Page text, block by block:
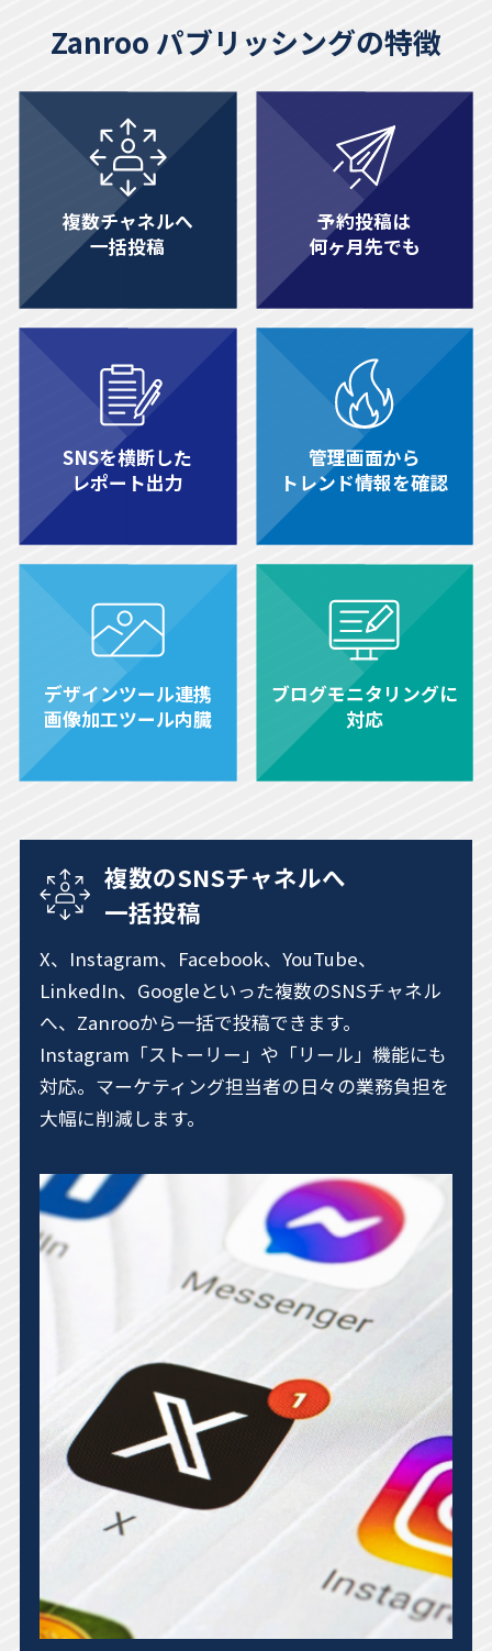
Zanroo パブリッシングの特徴
複数チャネルへ
一括投稿
予約投稿は
何ヶ月先でも
SNSを横断した
レポート出力
管理画面から
トレンド情報を確認
デザインツール連携
画像加工ツール内臓
ブログモニタリングに
対応
複数のSNSチャネルへ
一括投稿
X、Instagram、Facebook、YouTube、
LinkedIn、Googleといった複数のSNSチャネル
へ、Zanrooから一括で投稿できます。
Instagram「ストーリー」や「リール」機能にも
対応。マーケティング担当者の日々の業務負担を
大幅に削減します。